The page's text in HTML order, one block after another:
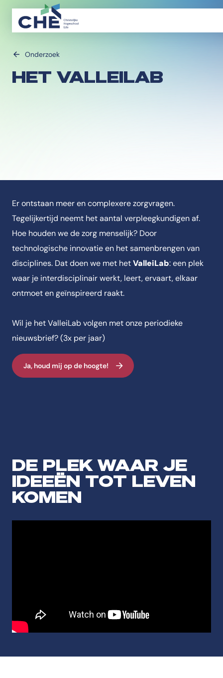
Onderzoek
HET VALLEILAB
Er ontstaan meer en complexere zorgvragen.
Tegelijkertijd neemt het aantal verpleegkundigen af.
Hoe houden we de zorg menselijk? Door
technologische innovatie en het samenbrengen van
disciplines. Dat doen we met hetValleiLab: een plek
waar je interdisciplinair werkt, leert, ervaart, elkaar
ontmoet en geïnspireerd raakt.
Wil je het ValleiLab volgen met onze periodieke
nieuwsbrief? (3x per jaar)
Ja, houd mij op de hoogte!
DE PLEK WAAR JE
IDEEËN TOT LEVEN
KOMEN